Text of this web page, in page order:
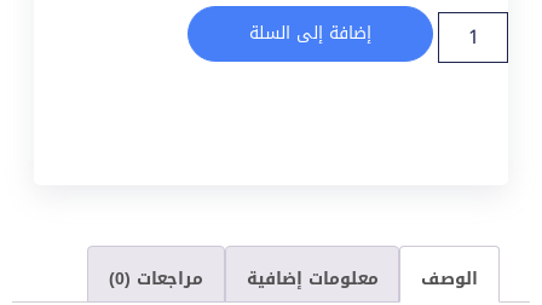
إضافة إلى السلة
الوصف معلومات إضافية مراجعات (0)